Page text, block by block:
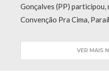
Gonçalves (PP) participou,
Convenção Pra Cima,
VER MAIS